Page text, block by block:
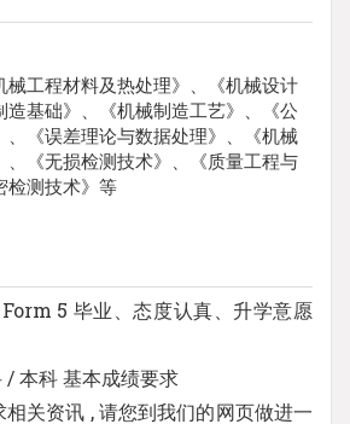
械工程材料及热处理》、《机械设计
造基础》、《机械制造工艺》、《公
、《误差理论与数据处理》、《机械
、《无损检测技术》、《质量工程与
检测技术》等
5 毕业、态度认真、升学意愿
/ 本科 基本成绩要求
关资讯 , 请您到我们的网页做进一